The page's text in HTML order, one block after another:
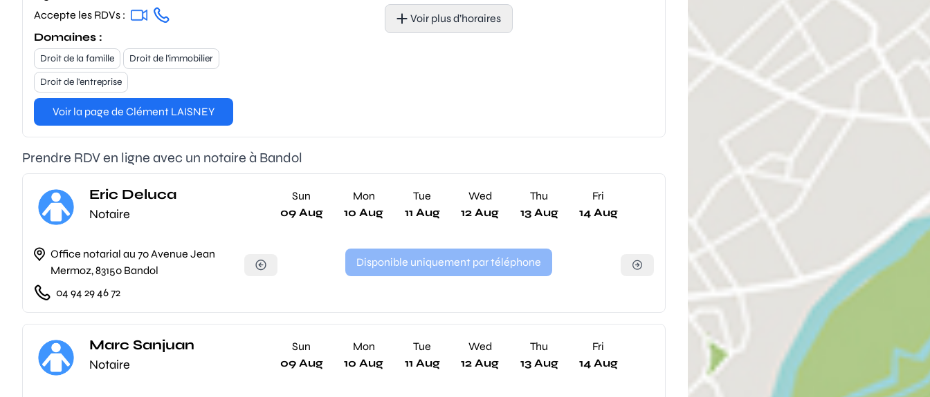
Accepte les RDVs :
Domaines :
Droit de la famille
Droit de l'immobilier
Droit de l'entreprise
Voir la page de Clément LAISNEY
Voir plus d’horaires
Prendre RDV en ligne avec un notaire à Bandol
Eric Deluca
Notaire
Office notarial au 70 Avenue Jean
Mermoz, 83150 Bandol
04 94 29 46 72
Sun
09 Aug
Mon
10 Aug
Tue
11 Aug
Wed
12 Aug
Thu
13 Aug
Fri
14 Aug
Disponible uniquement par téléphone
Marc Sanjuan
Notaire
Sun
09 Aug
Mon
10 Aug
Tue
11 Aug
Wed
12 Aug
Thu
13 Aug
Fri
14 Aug